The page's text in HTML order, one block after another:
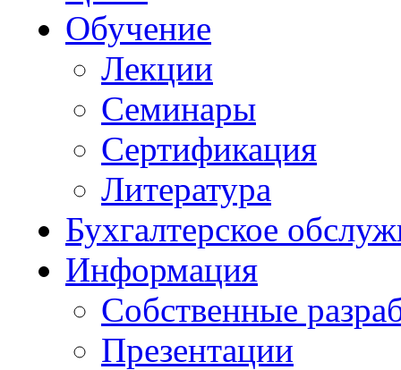
Обучение
Лекции
Семинары
Сертификация
Литература
Бухгалтерское
Информация
Собственные
Презентации